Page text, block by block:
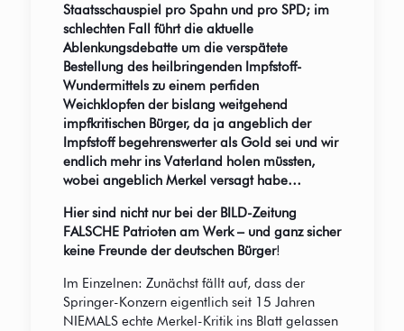
Staatsschauspiel pro Spahn und pro SPD; im
schlechten Fall führt die aktuelle
Ablenkungsdebatte um die verspätete
Bestellung des heilbringenden Impfstoff-
Wundermittels zu einem perfiden
Weichklopfen der bislang weitgehend
impfkritischen Bürger, da ja angeblich der
Impfstoff begehrenswerter als Gold sei und wir
endlich mehr ins Vaterland holen müssten,
wobei angeblich Merkel versagt habe…
Hier sind nicht nur bei der BILD-Zeitung
FALSCHE Patrioten am Werk – und ganz sicher
keine Freunde der deutschen Bürger!
Im Einzelnen: Zunächst fällt auf, dass der
Springer-Konzern eigentlich seit 15 Jahren
NIEMALS echte Merkel-Kritik ins Blatt gelassen